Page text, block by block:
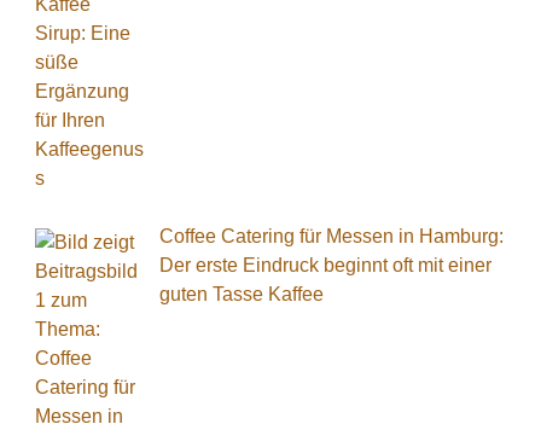
Coffee Catering für Messen in Hamburg:
Der erste Eindruck beginnt oft mit einer
guten Tasse Kaffee